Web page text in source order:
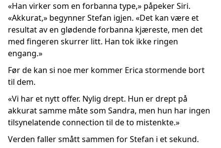
«Han virker som en forbanna type,» påpeker Siri.
«Akkurat,» begynner Stefan igjen. «Det kan være et
resultat av en glødende forbanna kjæreste, men det
med fingeren skurrer litt. Han tok ikke ringen
engang.»
Før de kan si noe mer kommer Erica stormende bort
til dem.
«Vi har et nytt offer. Nylig drept. Hun er drept på
akkurat samme måte som Sandra, men hun har ingen
tilsynelatende connection til de to mistenkte.»
Verden faller smått sammen for Stefan i et sekund.